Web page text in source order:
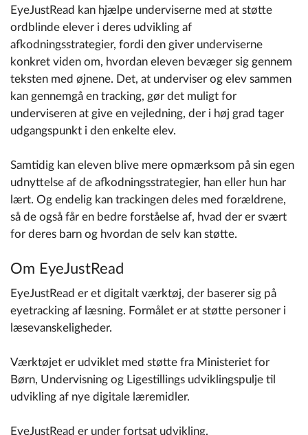
EyeJustRead kan hjælpe underviserne med at støtte
ordblinde elever i deres udvikling af
afkodningsstrategier, fordi den giver underviserne
konkret viden om, hvordan eleven bevæger sig gennem
teksten med øjnene. Det, at underviser og elev sammen
kan gennemgå en tracking, gør det muligt for
underviseren at give en vejledning, der i høj grad tager
udgangspunkt i den enkelte elev.
Samtidig kan eleven blive mere opmærksom på sin egen
udnyttelse af de afkodningsstrategier, han eller hun har
lært. Og endelig kan trackingen deles med forældrene,
så de også får en bedre forståelse af, hvad der er svært
for deres barn og hvordan de selv kan støtte.
Om EyeJustRead
EyeJustRead er et digitalt værktøj, der baserer sig på
eyetracking af læsning. Formålet er at støtte personer i
læsevanskeligheder.
Værktøjet er udviklet med støtte fra Ministeriet for
Børn, Undervisning og Ligestillings udviklingspulje til
udvikling af nye digitale læremidler.
EyeJustRead er under fortsat udvikling.